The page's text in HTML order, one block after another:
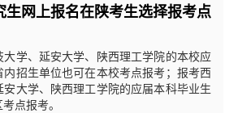
生网上报名在陕考生选择报考点
学、延安大学、陕西理工学院的本校应
内招生单位也可在本校考点报考；报考西
大学、陕西理工学院的应届本科毕业生
点报考。